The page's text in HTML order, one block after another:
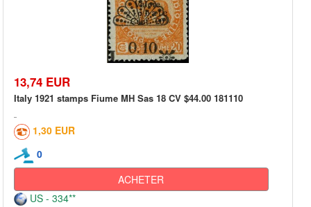
13,74 EUR
Italy 1921 stamps Fiume MH Sas 18 CV $44.00 181110
1,30 EUR
0
ACHETER
US - 334**